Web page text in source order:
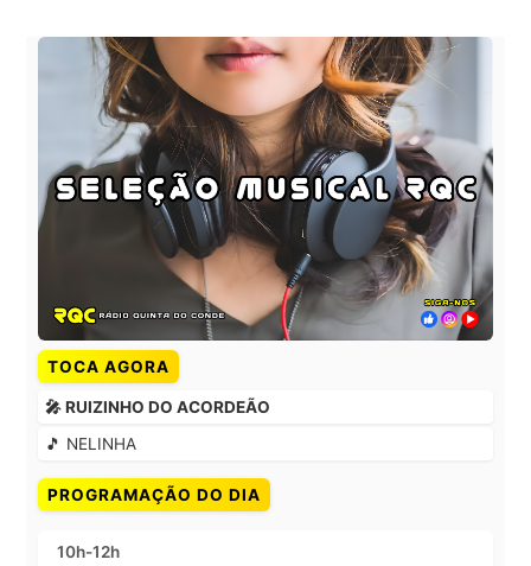
TOCA AGORA
🎤 RUIZINHO DO ACORDEÃO
🎵 NELINHA
PROGRAMAÇÃO DO DIA
10h-12h